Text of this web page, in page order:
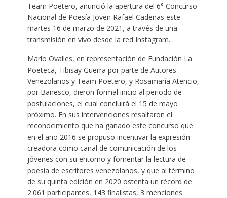
Team Poetero, anunció la apertura del 6° Concurso
Nacional de Poesía Joven Rafael Cadenas este
martes 16 de marzo de 2021, a través de una
transmisión en vivo desde la red Instagram.
Marlo Ovalles, en representación de Fundación La
Poeteca, Tibisay Guerra por parte de Autores
Venezolanos y Team Poetero, y Rosamaría Atencio,
por Banesco, dieron formal inicio al periodo de
postulaciones, el cual concluirá el 15 de mayo
próximo. En sus intervenciones resaltaron el
reconocimiento que ha ganado este concurso que
en el año 2016 se propuso incentivar la expresión
creadora como canal de comunicación de los
jóvenes con su entorno y fomentar la lectura de
poesía de escritores venezolanos, y que al término
de su quinta edición en 2020 ostenta un récord de
2.061 participantes, 143 finalistas, 3 menciones